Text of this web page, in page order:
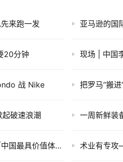
来跑一发 亚马逊的国
20分钟
战 Nike
破速浪潮
一周新鲜装备资讯 | 鸿星尔克喜提「中国最具价值体育品牌」 这里告诉你夏天跑步穿什么 术业有专攻